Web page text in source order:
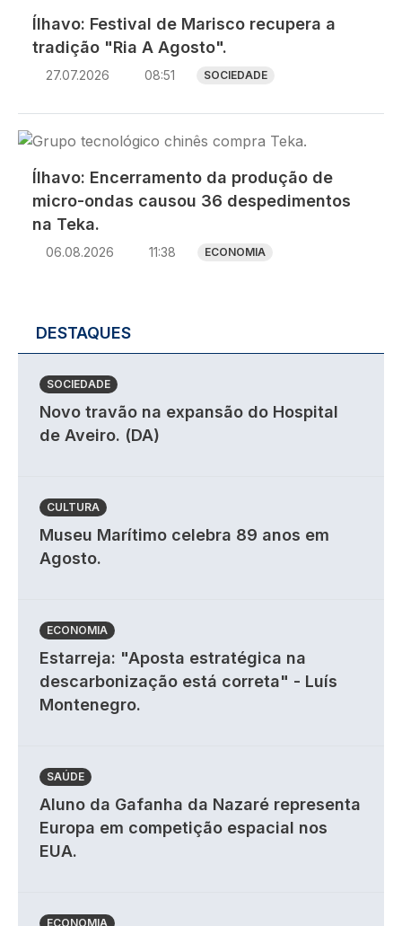
Ílhavo: Festival de Marisco recupera a
tradição "Ria A Agosto".
27.07.2026 08:51 SOCIEDADE
Imagem
Ílhavo: Encerramento da produção de
micro-ondas causou 36 despedimentos
na Teka.
06.08.2026 11:38 ECONOMIA
DESTAQUES
SOCIEDADE
Novo travão na expansão do Hospital
de Aveiro. (DA)
CULTURA
Museu Marítimo celebra 89 anos em
Agosto.
ECONOMIA
Estarreja: "Aposta estratégica na
descarbonização está correta" - Luís
Montenegro.
SAÚDE
Aluno da Gafanha da Nazaré representa
Europa em competição espacial nos
EUA.
ECONOMIA